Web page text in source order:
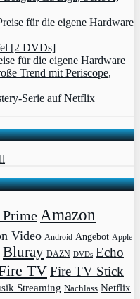
für die eigene Hardware
[2 DVDs]
für die eigene Hardware
Trend mit Periscope,
Serie auf Netflix
Amazon
Video Android Angebot Apple
Bluray DAZN DVDs Echo
TVFire TV Stick
Streaming Nachlass Netflix